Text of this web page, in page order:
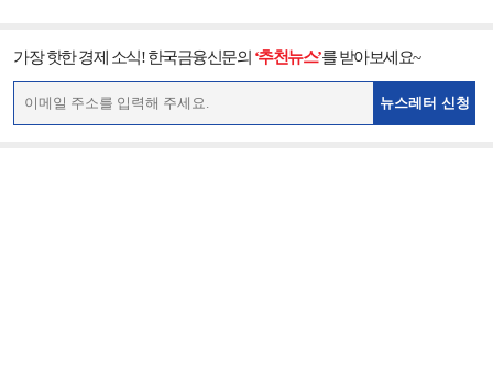
가장 핫한 경제 소식! 한국금융신문의 ‘추천뉴스’를 받아보세요~
뉴스레터 신청